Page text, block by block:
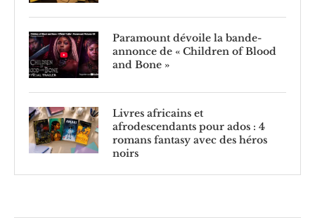
Paramount dévoile la bande-
annonce de « Children of Blood
and Bone »
Livres africains et
afrodescendants pour ados : 4
romans fantasy avec des héros
noirs